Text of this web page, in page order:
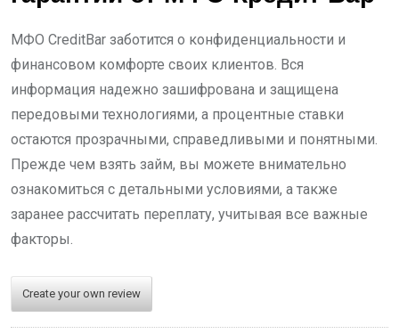
МФО CreditBar заботится о конфиденциальности и
финансовом комфорте своих клиентов. Вся
информация надежно зашифрована и защищена
передовыми технологиями, а процентные ставки
остаются прозрачными, справедливыми и понятными.
Прежде чем взять займ, вы можете внимательно
ознакомиться с детальными условиями, а также
заранее рассчитать переплату, учитывая все важные
факторы.
Create your own review